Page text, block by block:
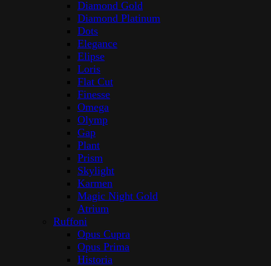
Diamond Gold
Diamond Platinum
Dots
Elegance
Elipse
Loris
Flat Cut
Finesse
Omega
Olymp
Gap
Plant
Prism
Skylight
Karmen
Magic Night Gold
Atrium
Ruffoni
Opus Cupra
Opus Prima
Historia